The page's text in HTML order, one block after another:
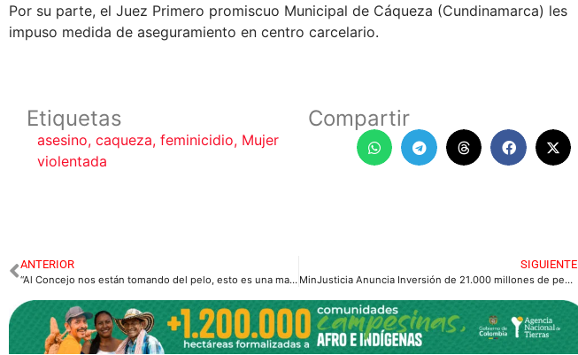
Por su parte, el Juez Primero promiscuo Municipal de Cáqueza (Cundinamarca) les
impuso medida de aseguramiento en centro carcelario.
Etiquetas
asesino, caqueza, feminicidio, Mujer
violentada
Compartir
ANTERIOR
“Al Concejo nos están tomando del pelo, esto es una mamadera de gallo”, William Hernández.
SIGUIENTE
MinJusticia Anuncia Inversión de 21.000 millones de pesos en Establecimientos Penitenciarios del Meta